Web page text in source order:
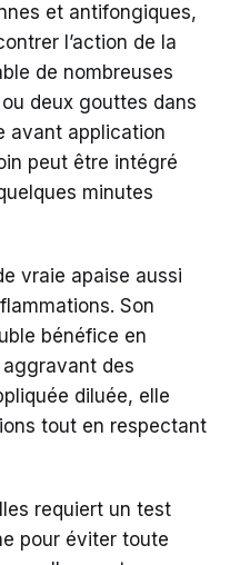
et antifongiques,
l’action de la
de nombreuses
deux gouttes dans
avant application
peut être intégré
minutes
vraie apaise aussi
Son
bénéfice en
des
diluée, elle
tout en respectant
requiert un test
pour éviter toute